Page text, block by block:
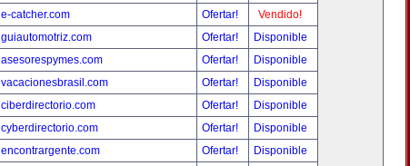
e-catcher.com
Ofertar!
Vendido!
guiautomotriz.com
Ofertar!
Disponible
asesorespymes.com
Ofertar!
Disponible
vacacionesbrasil.com
Ofertar!
Disponible
ciberdirectorio.com
Ofertar!
Disponible
cyberdirectorio.com
Ofertar!
Disponible
encontrargente.com
Ofertar!
Disponible